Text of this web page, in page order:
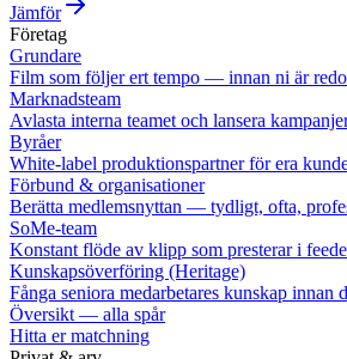
Jämför
Företag
Grundare
Film som följer ert tempo — innan ni är
Marknadsteam
Avlasta interna teamet och lansera
Byråer
White-label produktionspartner för era
Förbund & organisationer
Berätta medlemsnyttan — tydligt, ofta,
SoMe-team
Konstant flöde av klipp som presterar i
Kunskapsöverföring (Heritage)
Fånga seniora medarbetares kunskap innan
Översikt — alla spår
Hitta er matchning